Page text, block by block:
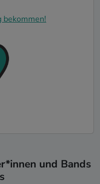
bekommen!
und Bands